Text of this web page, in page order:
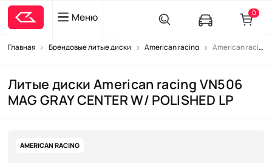
Меню 0
Главная Брендовые литые диски American racing American racing VN506 MAG GRAY CENTER W/ POLISHED LP
Литые диски American racing VN506
MAG GRAY CENTER W/ POLISHED LP
AMERICAN RACING